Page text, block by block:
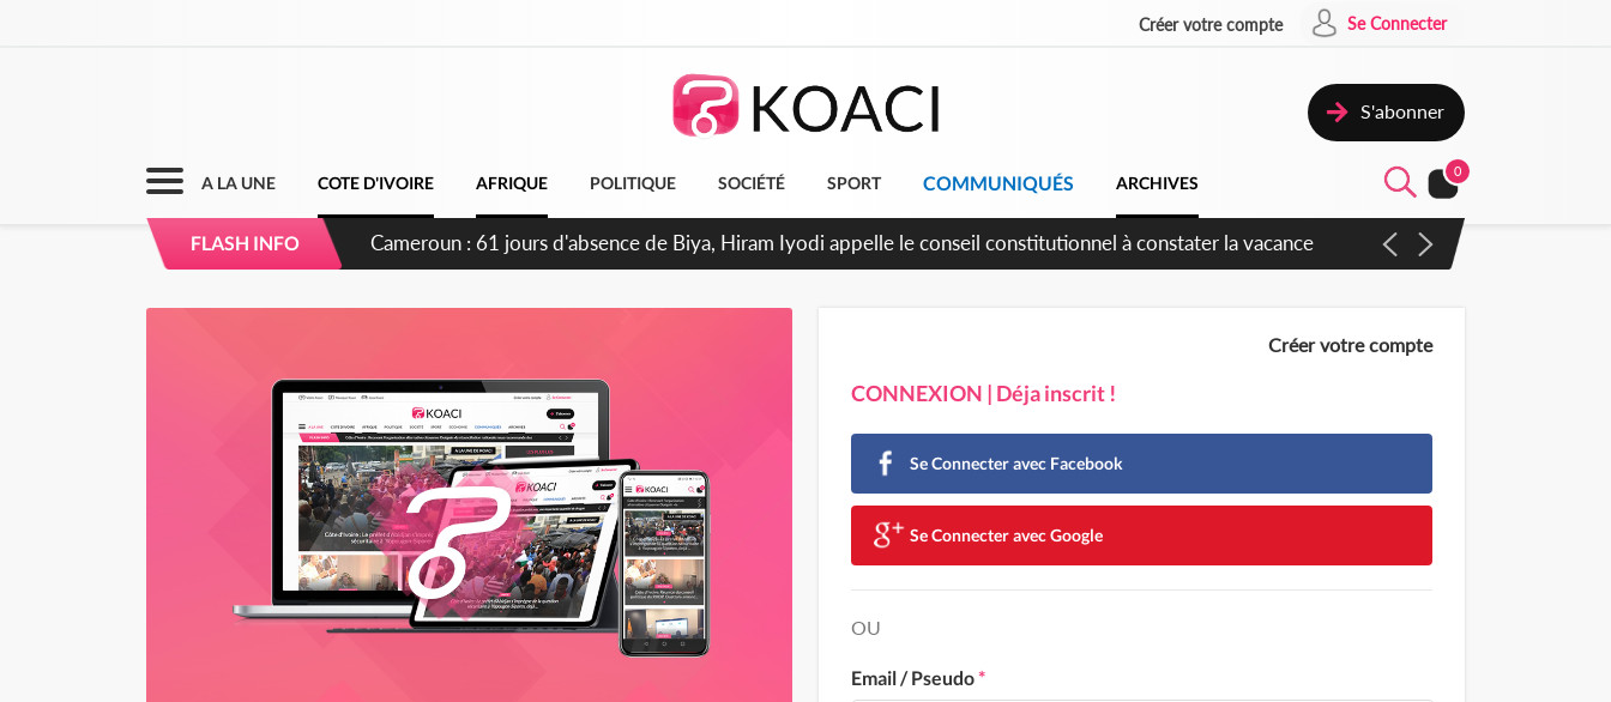
Créer votre compte Se Connecter
S'abonner
A LA UNE COTE D'IVOIRE AFRIQUE POLITIQUE SOCIÉTÉ SPORT COMMUNIQUÉS ARCHIVES
0
FLASH INFO Côte d'Ivoire : Fin de la pagaille au PDCI-RDA, Lessiehi bannit les mouvements sauvages
Créer votre compte
CONNEXION | Déja inscrit !
Se Connecter avec Facebook
Se Connecter avec Google
OU
Email / Pseudo*